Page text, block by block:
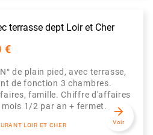
terrasse dept Loir et Cher
€
de plain pied, avec terrasse,
de fonction 3 chambres.
famille. Chiffre d'affaires
1/2 par an + fermet...
LOIR ET CHER
arrow_forward
Voir